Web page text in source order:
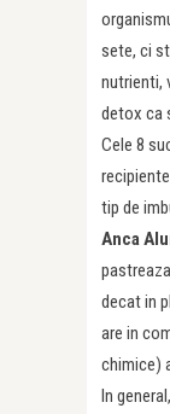
sete, ci
nutrienti,
detox ca
Cele 8
tip de
Anca
decat in
are in
chimice)
In